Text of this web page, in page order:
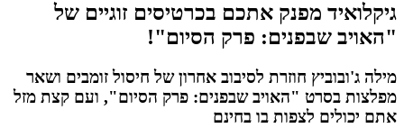
גיקלואיד מפנק אתכם בכרטיסים זוגיים של
"האויב שבפנים: פרק הסיום"!
מילה ג'ובוביץ חוזרת לסיבוב אחרון של חיסול זומבים ושאר
מפלצות בסרט "האויב שבפנים: פרק הסיום", ועם קצת מזל
אתם יכולים לצפות בו בחינם